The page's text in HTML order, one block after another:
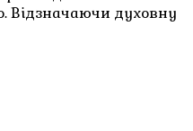
Відзначаючи духовну